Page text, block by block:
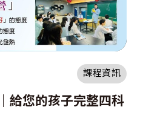
課程資訊
給您的孩子完整四科